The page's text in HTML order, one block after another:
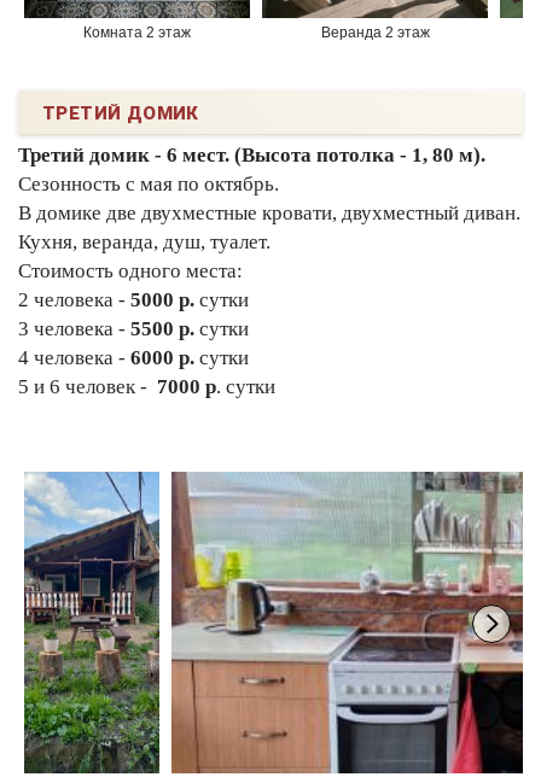
Комната 2 этаж Веранда 2 этаж
ТРЕТИЙ ДОМИК
Третий домик - 6 мест. (Высота потолка - 1, 80 м).
Сезонность с мая по октябрь.
В домике две двухместные кровати, двухместный диван.
Кухня, веранда, душ, туалет.
Стоимость одного места:
2 человека - 5000 р. сутки
3 человека - 5500 р. сутки
4 человека - 6000 р. сутки
5 и 6 человек - 7000 р. сутки